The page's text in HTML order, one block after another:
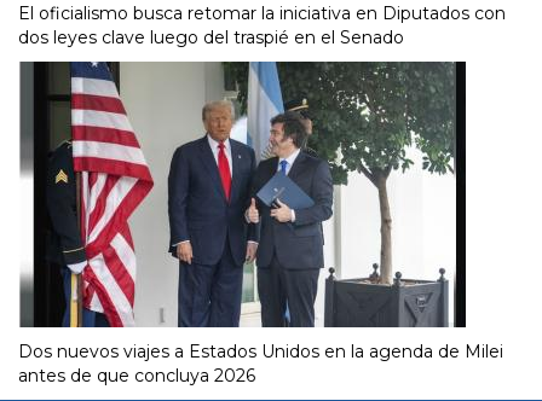
El oficialismo busca retomar la iniciativa en Diputados con
dos leyes clave luego del traspié en el Senado
Dos nuevos viajes a Estados Unidos en la agenda de Milei
antes de que concluya 2026